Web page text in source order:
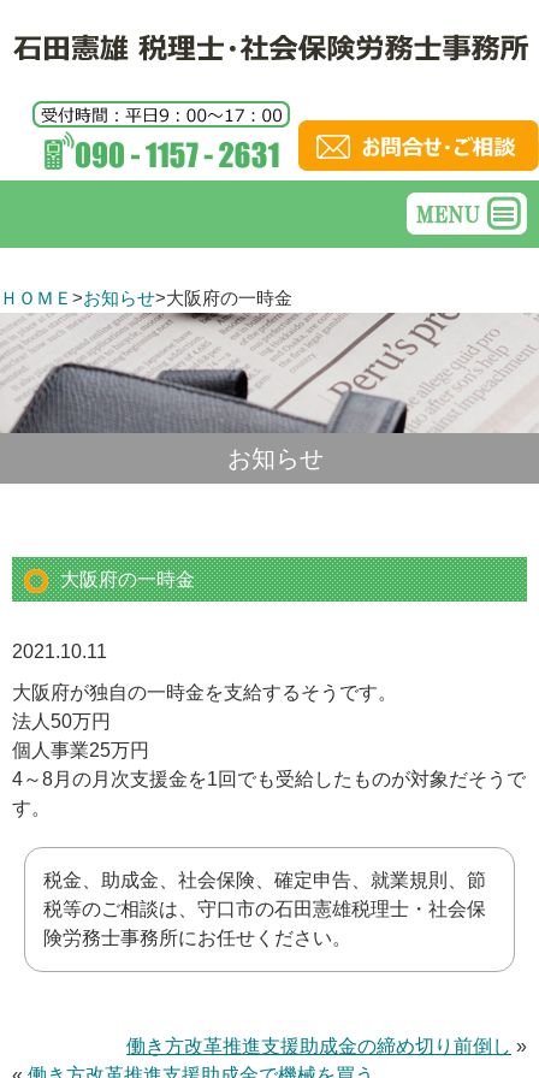
ＨＯＭＥ >お知らせ>大阪府の一時金
お知らせ
大阪府の一時金
2021.10.11
大阪府が独自の一時金を支給するそうです。
法人50万円
個人事業25万円
4～8月の月次支援金を1回でも受給したものが対象だそうで
す。
税金、助成金、社会保険、確定申告、就業規則、節
税等のご相談は、守口市の石田憲雄税理士・社会保
険労務士事務所にお任せください。
働き方改革推進支援助成金の締め切り前倒し »